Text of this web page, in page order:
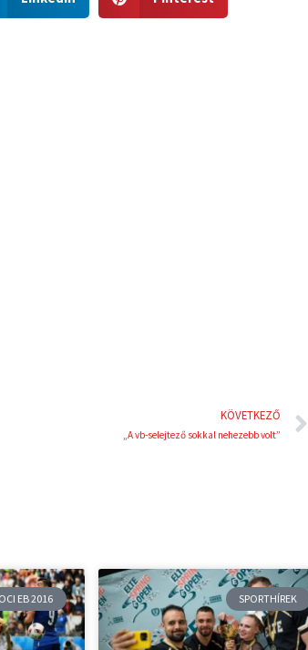
h
KÖVETKEZŐ
„A vb-selejtező sokkal nehezebb volt”
EB 2016 SPORTHÍREK